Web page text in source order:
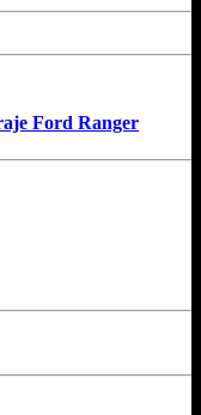
Ford Ranger